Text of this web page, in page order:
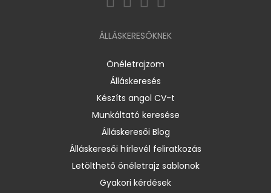
ÁLLÁSKERESŐKNEK
Önéletrajzom
Álláskeresés
Készíts angol CV-t
Munkáltató keresése
Álláskeresői Blog
Álláskeresői hírlevél feliratkozás
Letölthető önéletrajz sablonok
Gyakori kérdések